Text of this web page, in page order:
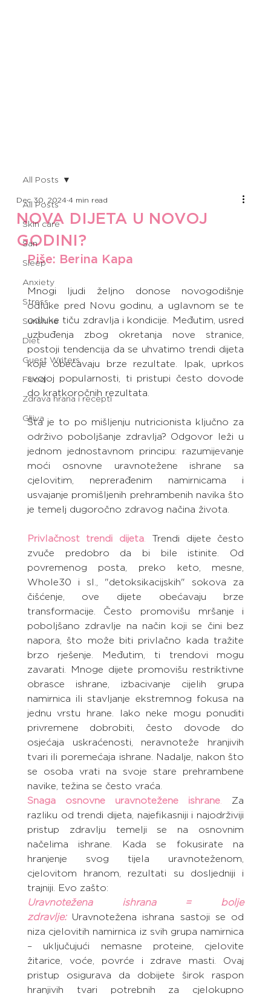
All Posts
Skin care
San
Sleep
Anxiety
Stress
Sunshine
Diet
Guest Writers
Food
Zdrava hrana i recepti
Gljiva
All Posts
NOVA DIJETA U NOVOJ
GODINI?
Dec 30, 2024 4 min read
Piše: Berina Kapa
Mnogi ljudi željno donose novogodišnje
odluke pred Novu godinu, a uglavnom se te
odluke tiču zdravlja i kondicije. Međutim, usred
uzbuđenja zbog okretanja nove stranice,
postoji tendencija da se uhvatimo trendi dijeta
koje obećavaju brze rezultate. Ipak, uprkos
svojoj popularnosti, ti pristupi često dovode
do kratkoročnih rezultata.
Šta je to po mišljenju nutricionista ključno za
održivo poboljšanje zdravlja? Odgovor leži u
jednom jednostavnom principu: razumijevanje
moći osnovne uravnotežene ishrane sa
cjelovitim, neprerađenim namirnicama i
usvajanje promišljenih prehrambenih navika što
je temelj dugoročno zdravog načina života.
Privlačnost trendi dijeta. Trendi dijete često
zvuče predobro da bi bile istinite. Od
povremenog posta, preko keto, mesne,
Whole30 i sl., "detoksikacijskih" sokova za
čišćenje, ove dijete obećavaju brze
transformacije. Često promovišu mršanje i
poboljšano zdravlje na način koji se čini bez
napora, što može biti privlačno kada tražite
brzo rješenje. Međutim, ti trendovi mogu
zavarati. Mnoge dijete promovišu restriktivne
obrasce ishrane, izbacivanje cijelih grupa
namirnica ili stavljanje ekstremnog fokusa na
jednu vrstu hrane. Iako neke mogu ponuditi
privremene dobrobiti, često dovode do
osjećaja uskraćenosti, neravnoteže hranjivih
tvari ili poremećaja ishrane. Nadalje, nakon što
se osoba vrati na svoje stare prehrambene
navike, težina se često vraća.
Snaga osnovne uravnotežene ishrane. Za
razliku od trendi dijeta, najefikasniji i najodrživiji
pristup zdravlju temelji se na osnovnim
načelima ishrane. Kada se fokusirate na
hranjenje svog tijela uravnoteženom,
cjelovitom hranom, rezultati su dosljedniji i
trajniji. Evo zašto:
Uravnotežena ishrana = bolje
zdravlje: Uravnotežena ishrana sastoji se od
niza cjelovitih namirnica iz svih grupa namirnica
– uključujući nemasne proteine, cjelovite
žitarice, voće, povrće i zdrave masti. Ovaj
pristup osigurava da dobijete širok raspon
hranjivih tvari potrebnih za cjelokupno